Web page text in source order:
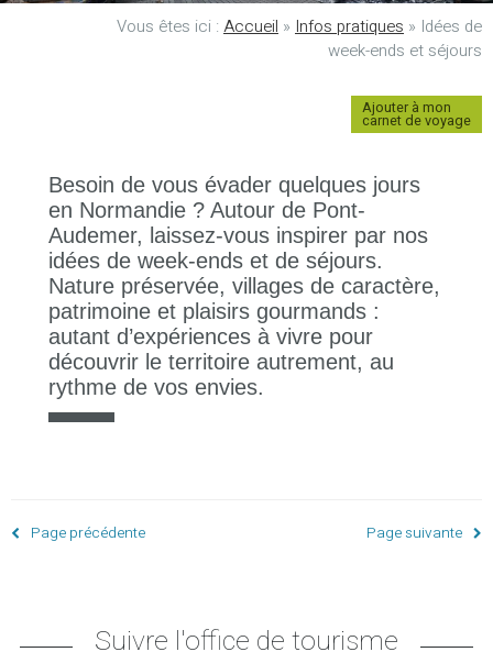
Vous êtes ici : Accueil » Infos pratiques » Idées de
week-ends et séjours
Ajouter à mon
carnet de voyage
Besoin de vous évader quelques jours
en Normandie ? Autour de Pont-
Audemer, laissez-vous inspirer par nos
idées de week-ends et de séjours.
Nature préservée, villages de caractère,
patrimoine et plaisirs gourmands :
autant d’expériences à vivre pour
découvrir le territoire autrement, au
rythme de vos envies.
Page précédente Page suivante
Suivre l'office de tourisme